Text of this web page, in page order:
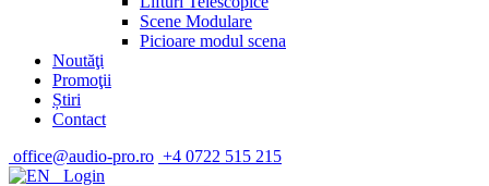
Scene Modulare
Picioare modul scena
Noutăţi
Promoţii
Știri
Contact
office@audio-pro.ro +4 0722 515 215
Login